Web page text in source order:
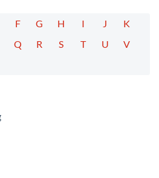
F G H I J
K
Q R S T U
V